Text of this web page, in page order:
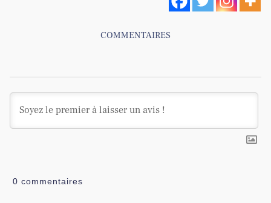
COMMENTAIRES
0 commentaires